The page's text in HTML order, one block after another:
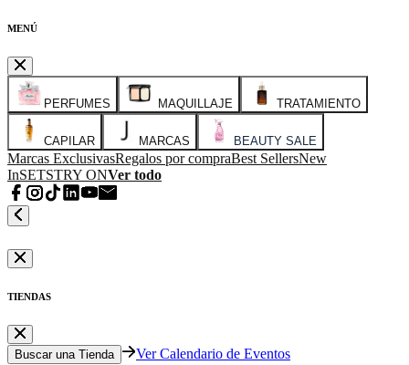
MENÚ
PERFUMES MAQUILLAJE TRATAMIENTO
CAPILAR MARCAS BEAUTY SALE
Marcas ExclusivasRegalos por compraBest SellersNew
InSETSTRY ONVer todo
TIENDAS
Buscar una Tienda Ver Calendario de Eventos